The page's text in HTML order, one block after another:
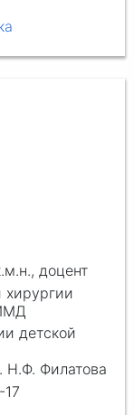
доцент
хирургии
детской
Филатова